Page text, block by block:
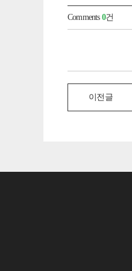
Comments 0건
이전글